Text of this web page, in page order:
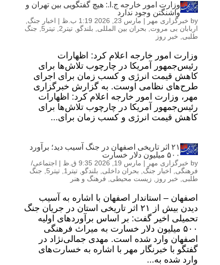
وزارت امور خارجه ج.ا.: هیچ گفتگویی بین تهران و
واشنگتن وجود ندارد
by خبرگزاری مهر | مارس 23, 2026 1:19 ب.ظ | اخبار جنگ
اربابان بی مروت
بحران بین المللی بلندگو تیتر2 تیتر5
جنگ
طلبی
خبر روز
وزارت امور خارجه اعلام کرد: اظهارات
رئیس‌جمهور آمریکا در چارچوب تلاش‌ها برای
کاهش قیمت انرژی و کسب زمان برای اجرای
طرح‌های نظامی اوست. به گزارش خبرگزاری
مهر، وزارت امور خارجه اعلام کرد: اظهارات
رئیس‌جمهور آمریکا در چارچوب تلاش‌ها برای
کاهش قیمت انرژی و کسب زمان برای...
۲۱ اثر تاریخی اصفهان در جنگ آسیب دید؛ برآورد
۵۰۰ میلیون دلار خسارت
by خبرگزاری مهر | مارس 19, 2026 9:35 ق.ظ | اجتماعی/
فرهنگی
اخبار جنگ بحران داخلی بلندگو تیتر1 تیتر5
جنگ
طلبی
خبر روز زیست محیطی فرهنگ و هنر
اصفهان – استاندار اصفهان با اشاره به آسیب
دیدن بیش از ۲۱ اثر تاریخی استان در جریان جنگ
تحمیلی اخیر گفت: بر اساس برآوردهای اولیه
۵۰۰ میلیون دلار خسارت به میراث فرهنگی
اصفهان وارد شده است. مهدی جمالی‌نژاد در
گفتگو با خبرنگار مهر با اشاره به خسارت‌های
وارد شده به...